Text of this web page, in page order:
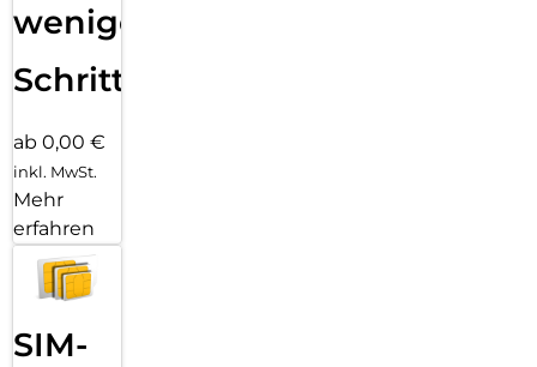
wenigen
Schritten
ab 0,00 €
inkl. MwSt.
Mehr
erfahren
SIM-